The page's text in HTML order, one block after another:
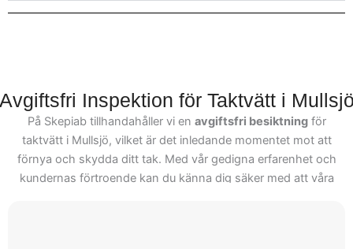
orsaka skada. Varje steg i
optimala resultatet
uppnås. Efter tvätten
utförs, kommer våra
experter att ge dig råd om
hur du kan underhålla ditt
Inspektion för Taktvätt i
På Skepiab tillhandahåller vi en avgiftsfri besiktningför
taktvätt i Mullsjö, vilket är det inledande momentet mot att
förnya och skydda ditt tak. Med vår gedigna erfarenhet och
kundernas förtroende kan du känna dig säker med att våra